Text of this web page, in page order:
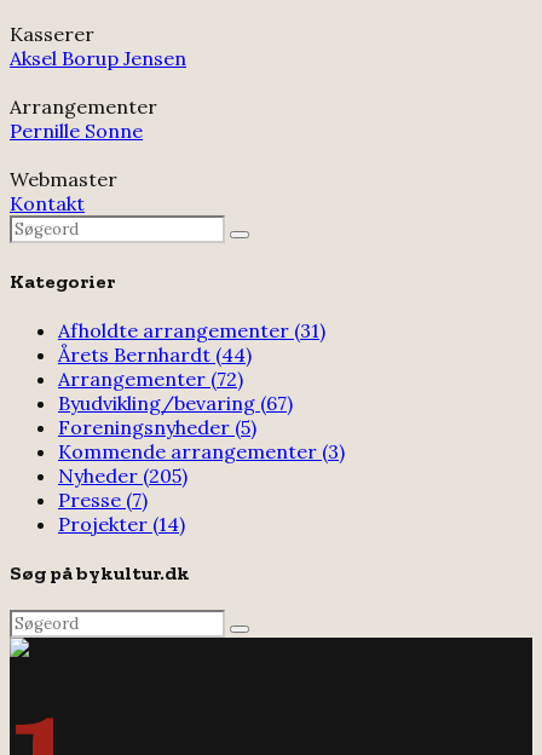
Kasserer
Aksel Borup Jensen
Arrangementer
Pernille Sonne
Webmaster
Kontakt
Search
for:
Search
Kategorier
Afholdte arrangementer (31)
Årets Bernhardt (44)
Arrangementer (72)
Byudvikling/bevaring (67)
Foreningsnyheder (5)
Kommende arrangementer (3)
Nyheder (205)
Presse (7)
Projekter (14)
Søg på bykultur.dk
Search
for:
Search